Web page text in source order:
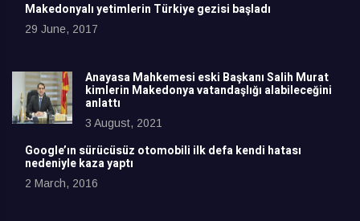
Makedonyalı yetimlerin Türkiye gezisi başladı
29 June, 2017
Anayasa Mahkemesi eski Başkanı Salih Murat
kimlerin Makedonya vatandaşlığı alabileceğini
anlattı
3 August, 2021
Google’ın sürücüsüz otomobili ilk defa kendi hatası
nedeniyle kaza yaptı
2 March, 2016